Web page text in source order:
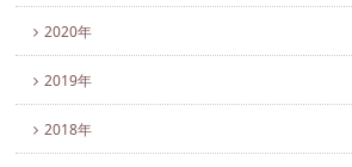
2020年
2019年
2018年